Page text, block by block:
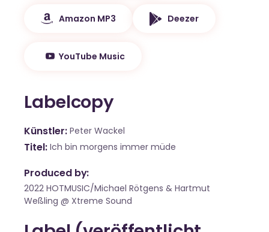
Amazon MP3 Deezer
YouTube Music
Labelcopy
Künstler Peter Wackel
Titel Ich bin morgens immer müde
Produced by:
2022 HOTMUSIC/Michael Rötgens & Hartmut
Weßling @ Xtreme Sound